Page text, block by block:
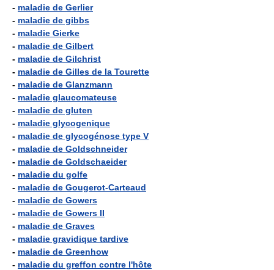
- maladie de Gerlier
- maladie de gibbs
- maladie Gierke
- maladie de Gilbert
- maladie de Gilchrist
- maladie de Gilles de la Tourette
- maladie de Glanzmann
- maladie glaucomateuse
- maladie de gluten
- maladie glycogenique
- maladie de glycogénose type V
- maladie de Goldschneider
- maladie de Goldschaeider
- maladie du golfe
- maladie de Gougerot-Carteaud
- maladie de Gowers
- maladie de Gowers II
- maladie de Graves
- maladie gravidique tardive
- maladie de Greenhow
- maladie du greffon contre l'hôte